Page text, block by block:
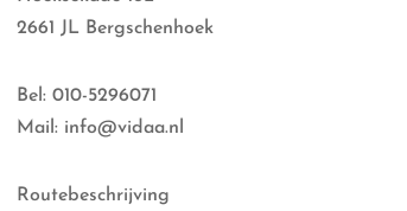
2661 JL Bergschenhoek
Bel: 010-5296071
Mail: info@vidaa.nl
Routebeschrijving